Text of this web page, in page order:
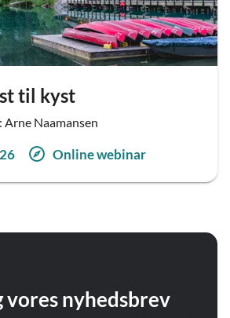
til kyst
Arne Naamansen
Online webinar
vores nyhedsbrev